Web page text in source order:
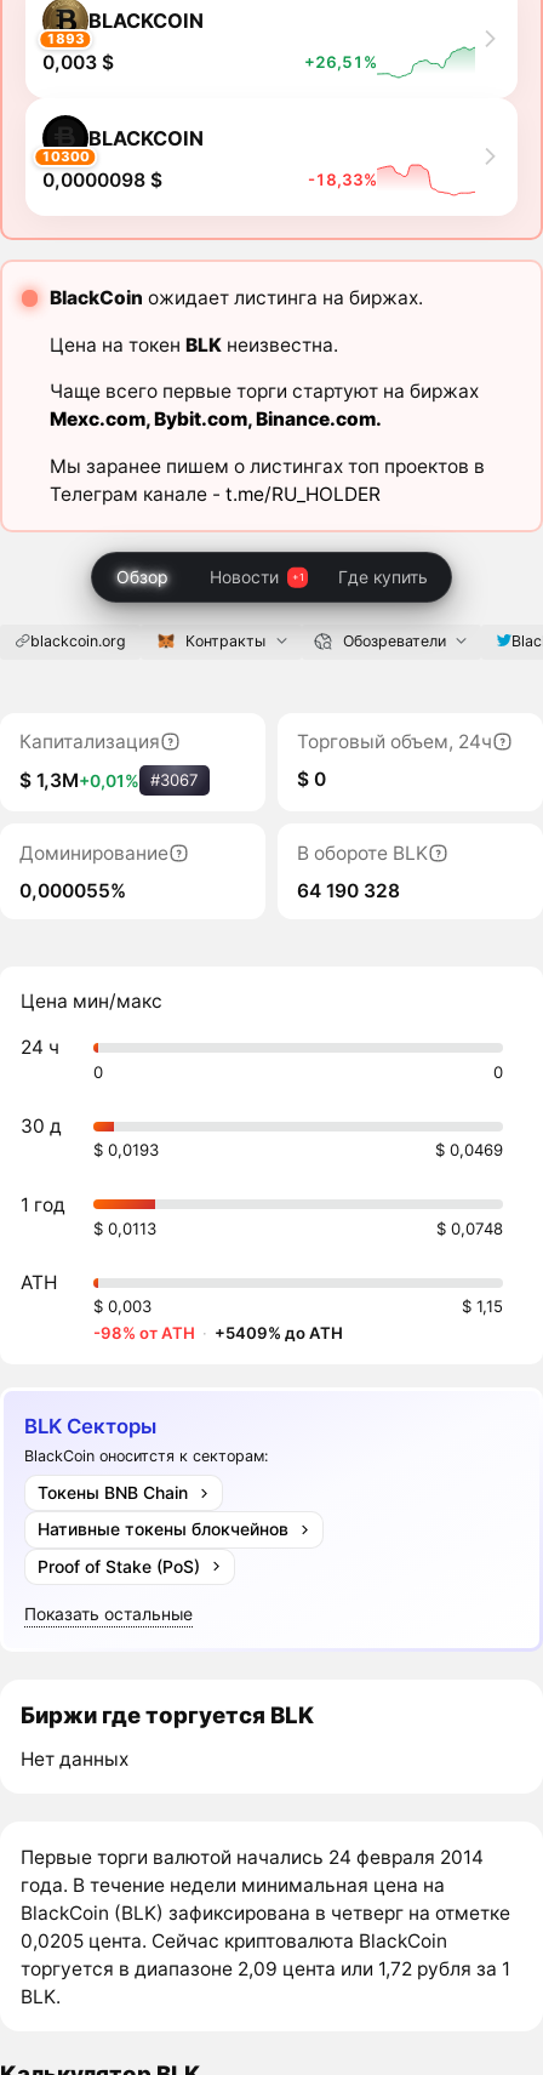
1893
BLACKCOIN
0,003 $ +26,51%
10300
BLACKCOIN
0,0000098 $ -18,33%
BlackCoin ожидает листинга на биржах.
Цена на токен BLKнеизвестна.
Чаще всего первые торги стартуют на биржах
Mexc.com,Bybit.com,Binance.com.
Мы заранее пишем о листингах топ проектов в
Телеграм канале - t.me/RU_HOLDER
Обзор Новости Где купить
blackcoin.org Контракты Обозреватели
Капитализация
$ 1,3M+0,01% #3067
Торговый объем, 24ч
$ 0
Доминирование
0,000055%
В обороте BLK
64 190 328
Цена мин/макс
24 ч
0 0
30 д
$ 0,0193 $ 0,0469
1 год
$ 0,0113 $ 0,0748
ATH
$ 0,003
$ 1,15
-98% от ATH · +5409% до ATH
BLK Секторы
BlackCoin оноситстя к секторам:
Токены BNB Chain
Нативные токены блокчейнов
Proof of Stake (PoS)
Показать остальные
Биржи где торгуется BLK
Нет данных
Первые торги валютой начались 24 февраля 2014
года. В течение недели минимальная цена на
BlackCoin (BLK) зафиксирована в четверг на отметке
0,0205 цента. Сейчас криптовалюта BlackCoin
торгуется в диапазоне 2,09 цента или 1,72 рубля за 1
BLK.